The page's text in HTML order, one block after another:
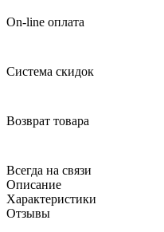
On-line оплата
Система скидок
Возврат товара
Всегда на связи
Описание
Характеристики
Отзывы